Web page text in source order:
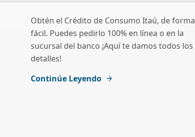
Obtén el Crédito de Consumo Itaú, de forma
fácil. Puedes pedirlo 100% en línea o en la
sucursal del banco ¡Aquí te damos todos los
detalles!
Continúe Leyendo